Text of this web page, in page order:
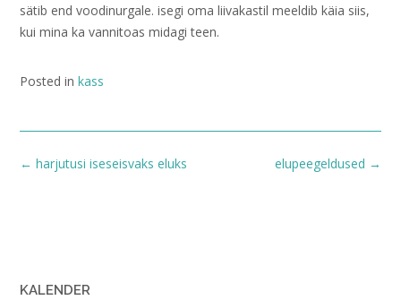
sätib end voodinurgale. isegi oma liivakastil meeldib käia siis,
kui mina ka vannitoas midagi teen.
Posted in kass
Post
elupeegeldused →
← harjutusi iseseisvaks eluks
KALENDER